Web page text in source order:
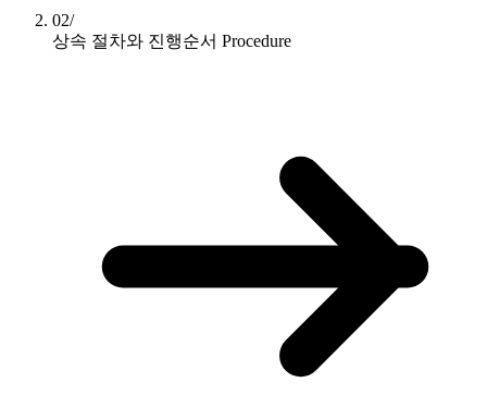
02/
상속 절차와 진행순서 Procedure